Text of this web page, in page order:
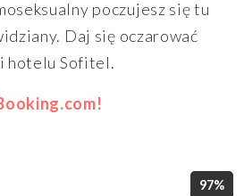
poczujesz się tu
Daj się oczarować
hotelu Sofitel.
97%